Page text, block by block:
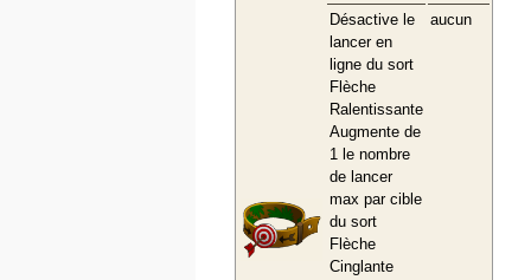
Désactive le
lancer en
ligne du sort
Flèche
Ralentissante
Augmente de
1 le nombre
de lancer
max par cible
du sort
Flèche
Cinglante
aucun